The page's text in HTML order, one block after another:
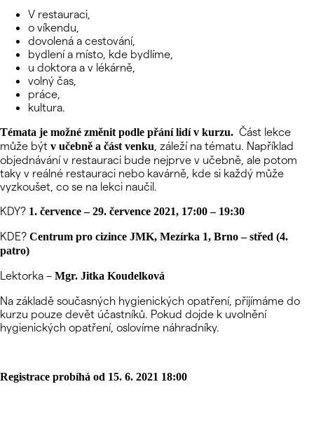
V restauraci,
o víkendu,
dovolená a cestování,
bydlení a místo, kde bydlíme,
u doktora a v lékárně,
volný čas,
práce,
kultura.
Témata je možné změnit podle přání lidí v kurzu. Část lekce
může být v učebně a část venku , záleží na tématu. Například
objednávání v restauraci bude nejprve v učebně, ale potom
taky v reálné restauraci nebo kavárně, kde si každý může
vyzkoušet, co se na lekci naučil.
KDY? 1. července – 29. července 2021, 17:00 – 19:30
KDE? Centrum pro cizince JMK, Mezírka 1, Brno – střed (4.
patro)
Lektorka – Mgr. Jitka Koudelková
Na základě současných hygienických opatření, přijímáme do
kurzu pouze devět účastníků. Pokud dojde k uvolnění
hygienických opatření, oslovíme náhradníky.
Registrace probíhá od 15. 6. 2021 18:00